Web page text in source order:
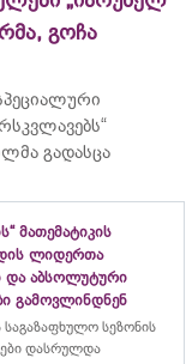
გოჩა
გადასცა
მათემატიკის
ლიდერთა
და აბსოლუტური
გამოვლინდნენ
სეზონის
დასრულდა